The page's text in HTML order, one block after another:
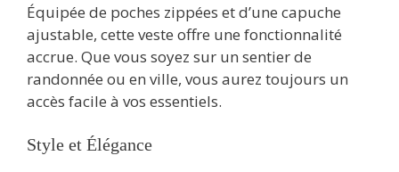
Équipée de poches zippées et d’une capuche
ajustable, cette veste offre une fonctionnalité
accrue. Que vous soyez sur un sentier de
randonnée ou en ville, vous aurez toujours un
accès facile à vos essentiels.
Style et Élégance